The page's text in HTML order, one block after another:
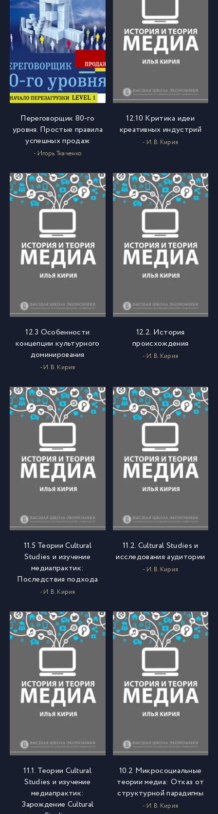
Переговорщик 80-го
уровня. Простые правила
успешных продаж
- Игорь Ткаченко
12.10 Критика идеи
креативных индустрий
- И. В. Кирия
12.3 Особенности
концепции культурного
доминирования
- И. В. Кирия
12.2. История
происхождения
- И. В. Кирия
11.5 Теории Cultural
Studies и изучение
медиапрактик:
Последствия подхода
- И. В. Кирия
11.2. Cultural Studies и
исследования аудитории
- И. В. Кирия
11.1. Теории Cultural
Studies и изучение
медиапрактик:
Зарождение Cultural
10.2 Микросоциальные
теории медиа: Отказ от
структурной парадигмы
- И. В. Кирия